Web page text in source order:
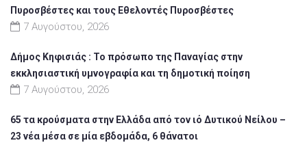
Πυροσβέστες και τους Εθελοντές Πυροσβέστες
7 Αυγούστου, 2026
Δήμος Κηφισιάς : Το πρόσωπο της Παναγίας στην
εκκλησιαστική υμνογραφία και τη δημοτική ποίηση
7 Αυγούστου, 2026
65 τα κρούσματα στην Ελλάδα από τον ιό Δυτικού Νείλου –
23 νέα μέσα σε μία εβδομάδα, 6 θάνατοι